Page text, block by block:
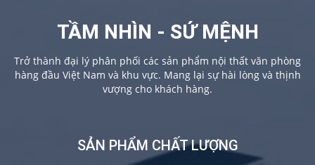
TẦM NHÌN - SỨ MỆNH
Trở thành đại lý phân phối các sản phẩm nội thất văn phòng
hàng đầu Việt Nam và khu vực. Mang lại sự hài lòng và thịnh
vượng cho khách hàng.
SẢN PHẨM CHẤT LƯỢNG